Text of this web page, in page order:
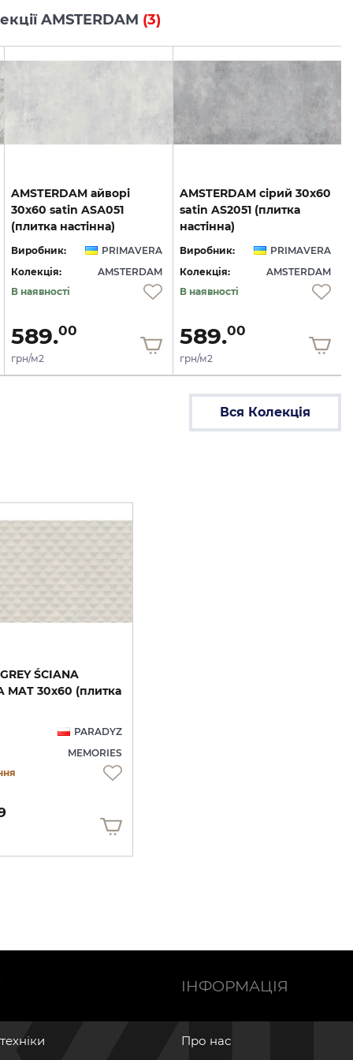
AMSTERDAM (3)
AMSTERDAM айворі
30х60 satin ASА051
(плитка настінна)
Виробник:
PRIMAVERA
Колекція:
AMSTERDAM
В наявності
589.00
грн/м2
AMSTERDAM сірий 30х60
satin AS2051 (плитка
настінна)
Виробник:
PRIMAVERA
Колекція:
AMSTERDAM
В наявності
589.00
грн/м2
Вся Колекція
ŚCIANA
MAT 30х60 (плитка
PARADYZ
MEMORIES
ІНФОРМАЦІЯ
Про нас